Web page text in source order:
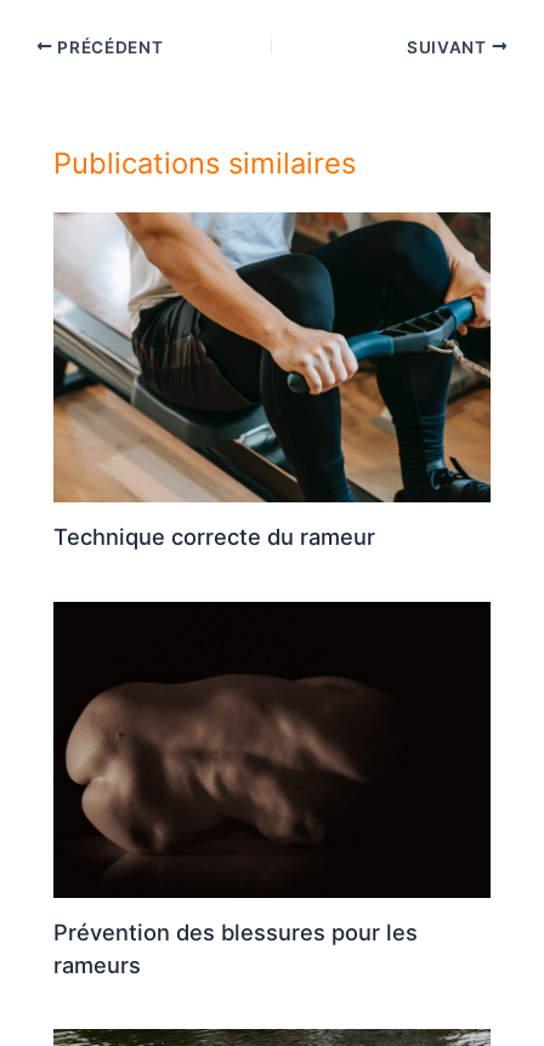
PRÉCÉDENT SUIVANT
Publications similaires
Technique correcte du rameur
Prévention des blessures pour les
rameurs